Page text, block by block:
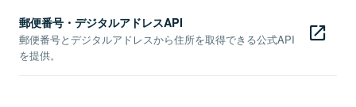
郵便番号・デジタルアドレスAPI
郵便番号とデジタルアドレスから住所を取得できる公式API
を提供。